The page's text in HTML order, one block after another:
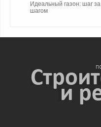
Идеальный газон: шаг за
шагом